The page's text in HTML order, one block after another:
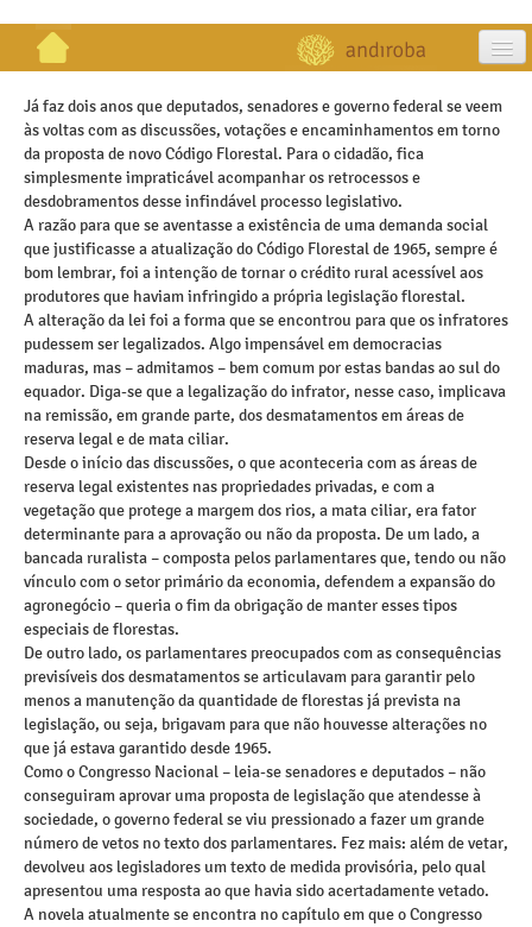
artigos
projetos
publicações
galeria
contato
Já faz dois anos que deputados, senadores e governo federal se veem
às voltas com as discussões, votações e encaminhamentos em torno
da proposta de novo Código Florestal. Para o cidadão, fica
simplesmente impraticável acompanhar os retrocessos e
desdobramentos desse infindável processo legislativo.
A razão para que se aventasse a existência de uma demanda social
que justificasse a atualização do Código Florestal de 1965, sempre é
bom lembrar, foi a intenção de tornar o crédito rural acessível aos
produtores que haviam infringido a própria legislação florestal.
A alteração da lei foi a forma que se encontrou para que os infratores
pudessem ser legalizados. Algo impensável em democracias
maduras, mas – admitamos – bem comum por estas bandas ao sul do
equador. Diga-se que a legalização do infrator, nesse caso, implicava
na remissão, em grande parte, dos desmatamentos em áreas de
reserva legal e de mata ciliar.
Desde o início das discussões, o que aconteceria com as áreas de
reserva legal existentes nas propriedades privadas, e com a
vegetação que protege a margem dos rios, a mata ciliar, era fator
determinante para a aprovação ou não da proposta. De um lado, a
bancada ruralista – composta pelos parlamentares que, tendo ou não
vínculo com o setor primário da economia, defendem a expansão do
agronegócio – queria o fim da obrigação de manter esses tipos
especiais de florestas.
De outro lado, os parlamentares preocupados com as consequências
previsíveis dos desmatamentos se articulavam para garantir pelo
menos a manutenção da quantidade de florestas já prevista na
legislação, ou seja, brigavam para que não houvesse alterações no
que já estava garantido desde 1965.
Como o Congresso Nacional – leia-se senadores e deputados – não
conseguiram aprovar uma proposta de legislação que atendesse à
sociedade, o governo federal se viu pressionado a fazer um grande
número de vetos no texto dos parlamentares. Fez mais: além de vetar,
devolveu aos legisladores um texto de medida provisória, pelo qual
apresentou uma resposta ao que havia sido acertadamente vetado.
A novela atualmente se encontra no capítulo em que o Congresso